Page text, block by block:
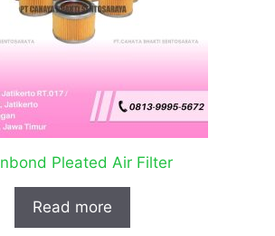
Pleated Air Filter
Read more